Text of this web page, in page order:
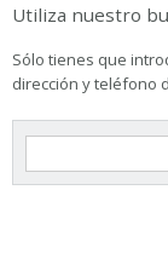
Utiliza nuestro
Sólo tienes que
dirección y teléfono